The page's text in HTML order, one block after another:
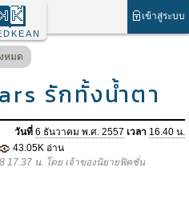
เข้าสู่ระบบ
หมด
รักทั้งน้ำตา
วันที่ 6 ธันวาคม พ.ศ. 2557 เวลา 16.40 น.
43.05K อ่าน
17.37 น. โดย เจ้าของนิยายฟิคชั่น